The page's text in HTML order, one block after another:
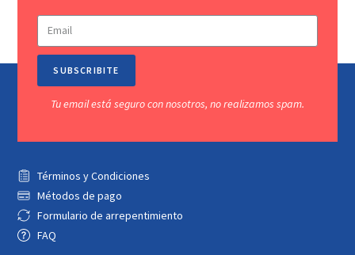
SUBSCRIBITE
Tu email está seguro con nosotros, no realizamos spam.
Términos y Condiciones
Métodos de pago
Formulario de arrepentimiento
FAQ